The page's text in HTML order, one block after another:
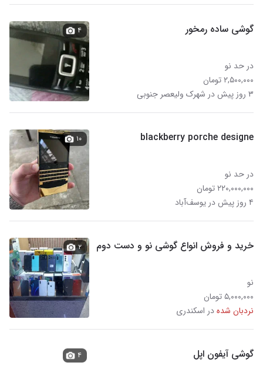
گوشی ساده رمخور
در حد نو
۲,۵۰۰,۰۰۰ تومان
۳ روز پیش در شهرک ولیعصر جنوبی
۴
blackberry porche designe
در حد نو
۲۲۰,۰۰۰,۰۰۰ تومان
۴ روز پیش در یوسف‌آباد
۱۰
خرید و فروش انواع گوشی نو و دست دوم
نو
۵,۰۰۰,۰۰۰ تومان
نردبان شدهدر اسکندری
۲
گوشی آیفون اپل ۴